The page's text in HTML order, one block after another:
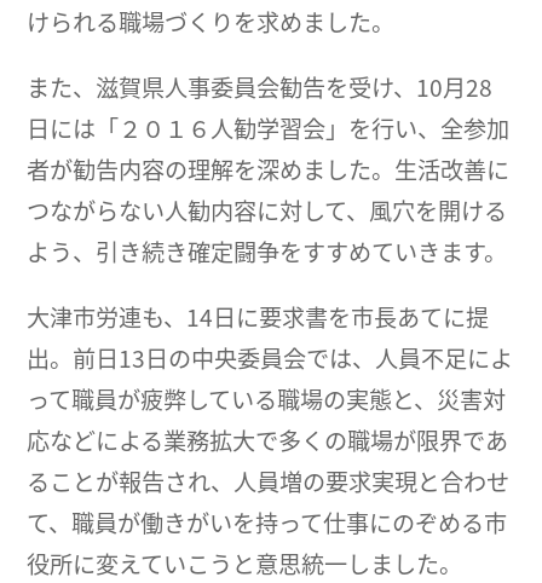
けられる職場づくりを求めました。
また、滋賀県人事委員会勧告を受け、10月28
日には「２０１６人勧学習会」を行い、全参加
者が勧告内容の理解を深めました。生活改善に
つながらない人勧内容に対して、風穴を開ける
よう、引き続き確定闘争をすすめていきます。
大津市労連も、14日に要求書を市長あてに提
出。前日13日の中央委員会では、人員不足によ
って職員が疲弊している職場の実態と、災害対
応などによる業務拡大で多くの職場が限界であ
ることが報告され、人員増の要求実現と合わせ
て、職員が働きがいを持って仕事にのぞめる市
役所に変えていこうと意思統一しました。